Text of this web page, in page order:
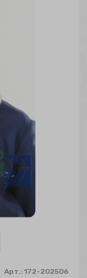
Арт.:172-202506